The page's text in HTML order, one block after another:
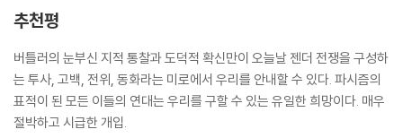
고 해서 게이나 레즈비언이 되는 것도 아니고 단일한 성적 궤적을 따라야
--- 「2장 바티칸의 견해」 중에서
비판은 비난이나 무조건적인 반대가 아니다. 그것은 정당화되지 않은 채
당연하게 받아들여지는 어떤 개념에 대한 탐구, 또는 개념들을 중층결정하
퀴어 이론과 젠더 연구의 권위자이자 세계적 석학인 주디스 버틀러의 신
작, 『누가 젠더를 두려워하랴』가 문학동네에서 출간되었다. 『젠더 트러블』
이후 35년 만에 ‘젠더’에 천착해 쓴 이 책에서 버틀러는 젠더에 대한 실체
없는 공포가 어떻게 정치, 사회, 문화에 영향을 미치는지, 그로 인해 어떤
추천평
버틀러의 눈부신 지적 통찰과 도덕적 확신만이 오늘날 젠더 전쟁을 구성하
는 투사, 고백, 전위, 동화라는 미로에서 우리를 안내할 수 있다. 파시즘의
표적이 된 모든 이들의 연대는 우리를 구할 수 있는 유일한 희망이다. 매우
절박하고 시급한 개입.